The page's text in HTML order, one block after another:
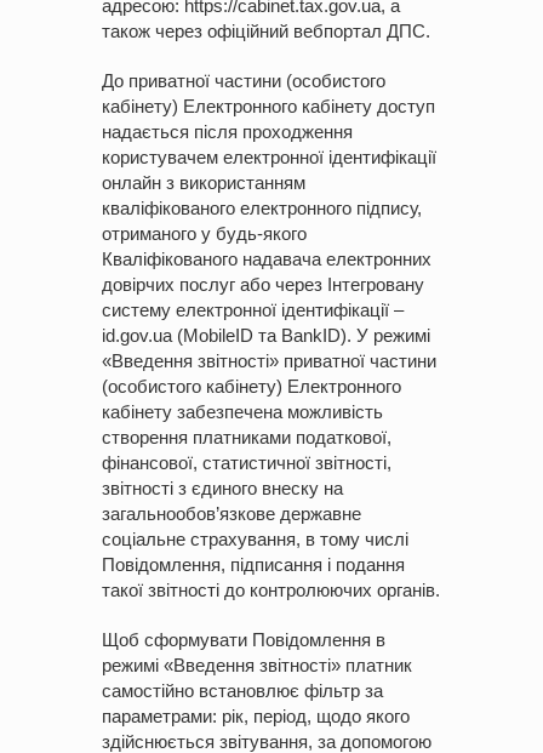
адресою: https://cabinet.tax.gov.ua, а
також через офіційний вебпортал ДПС.
До приватної частини (особистого
кабінету) Електронного кабінету доступ
надається після проходження
користувачем електронної ідентифікації
онлайн з використанням
кваліфікованого електронного підпису,
отриманого у будь-якого
Кваліфікованого надавача електронних
довірчих послуг або через Інтегровану
систему електронної ідентифікації –
id.gov.ua (MobileID та BankID). У режимі
«Введення звітності» приватної частини
(особистого кабінету) Електронного
кабінету забезпечена можливість
створення платниками податкової,
фінансової, статистичної звітності,
звітності з єдиного внеску на
загальнообов’язкове державне
соціальне страхування, в тому числі
Повідомлення, підписання і подання
такої звітності до контролюючих органів.
Щоб сформувати Повідомлення в
режимі «Введення звітності» платник
самостійно встановлює фільтр за
параметрами: рік, період, щодо якого
здійснюється звітування, за допомогою